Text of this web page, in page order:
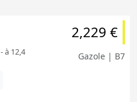
- à 12,4
2,229 €
Gazole | B7